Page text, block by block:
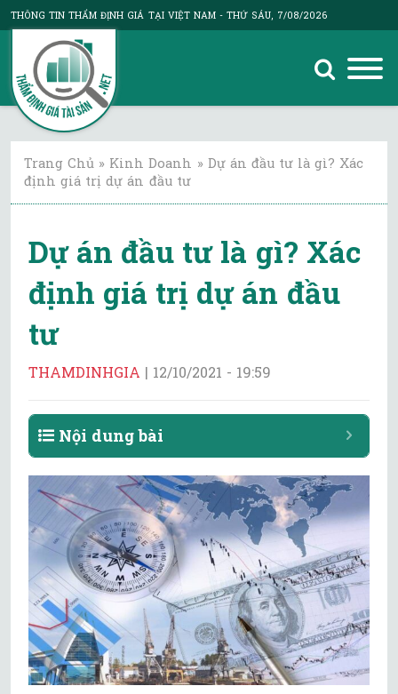
THÔNG TIN THẨM ĐỊNH GIÁ TẠI VIỆT NAM- THỨ SÁU, 7/08/2026
Trang Chủ » Kinh Doanh » Dự án đầu tư là gì? Xác
định giá trị dự án đầu tư
Dự án đầu tư là gì? Xác
định giá trị dự án đầu
tư
THAMDINHGIA | 12/10/2021 - 19:59
Nội dung bài